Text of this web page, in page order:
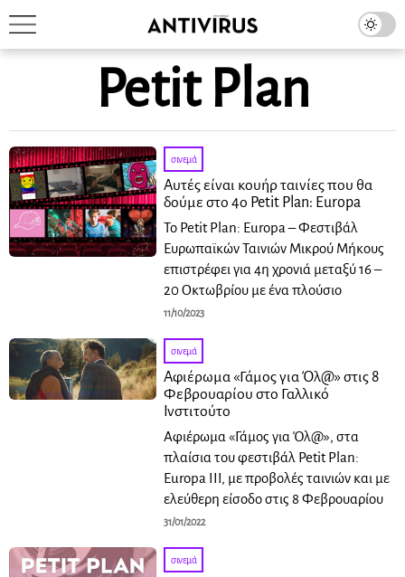
Petit Plan
σινεμά
Αυτές είναι κουήρ ταινίες που θα
δούμε στο 4ο Petit Plan: Europa
Το Petit Plan: Europa – Φεστιβάλ
Ευρωπαϊκών Ταινιών Μικρού Μήκους
επιστρέφει για 4η χρονιά μεταξύ 16 –
20 Οκτωβρίου με ένα πλούσιο
11/10/2023
σινεμά
Αφιέρωμα «Γάμος για Όλ@» στις 8
Φεβρουαρίου στο Γαλλικό
Ινστιτούτο
Αφιέρωμα «Γάμος για Όλ@», στα
πλαίσια του φεστιβάλ Petit Plan:
Europa III, με προβολές ταινιών και με
ελεύθερη είσοδο στις 8 Φεβρουαρίου
31/01/2022
σινεμά